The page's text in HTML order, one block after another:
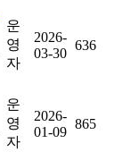
운
영
자
2026-
03-30
636
운
영
자
2026-
01-09
865